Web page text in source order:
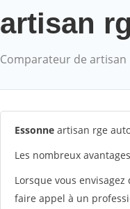
artisan
Comparateur de
Essonne artisan rge
Les nombreux
Lorsque vous
faire appel à un